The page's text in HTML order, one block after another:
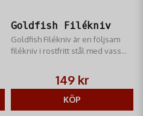
Goldfish Filékniv
Goldfish Filékniv är en följsam
filékniv i rostfritt stål med vass
greppvänligt handtag.
149 kr
KÖP